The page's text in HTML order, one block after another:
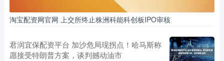
淘宝配资网官网 上交所终止株洲科能科创板IPO审核
君润宜保配资平台 加沙危局现拐点！哈马斯称
愿接受特朗普方案，谈判撼动油市